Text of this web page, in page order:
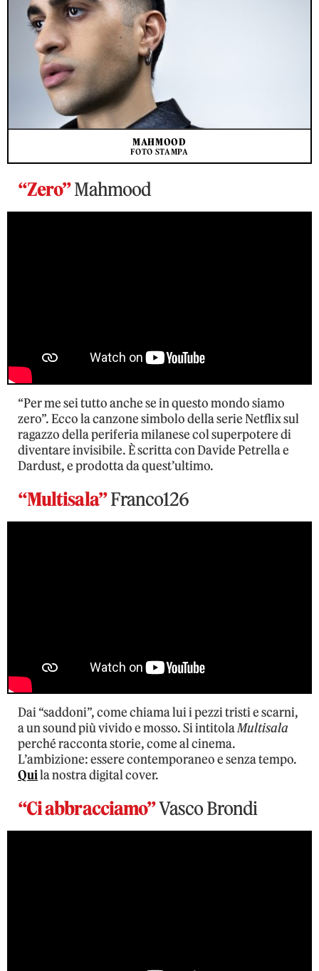
MAHMOOD
FOTO STAMPA
“Zero”Mahmood
“Per me sei tutto anche se in questo mondo siamo
zero”. Ecco la canzone simbolo della serie Netflix sul
ragazzo della periferia milanese col superpotere di
diventare invisibile. È scritta con Davide Petrella e
Dardust, e prodotta da quest’ultimo.
“Multisala”Franco126
Dai “saddoni”, come chiama lui i pezzi tristi e scarni,
a un sound più vivido e mosso. Si intitolaMultisala
perché racconta storie, come al cinema.
L’ambizione: essere contemporaneo e senza tempo.
Quila nostra digital cover.
“Ci abbracciamo”Vasco Brondi